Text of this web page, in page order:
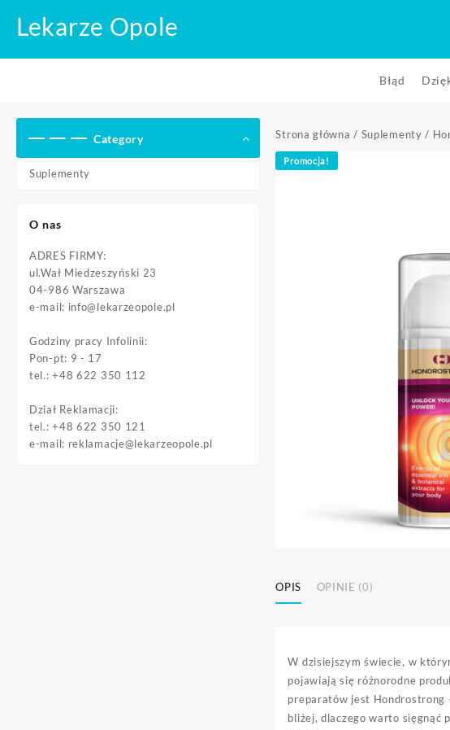
Lekarze Opole
Błąd
Category
Suplementy
O nas
ADRES FIRMY:
ul.Wał Miedzeszyński 23
04-986 Warszawa
e-mail: info@lekarzeopole.pl
Godziny pracy Infolinii:
Pon-pt: 9 - 17
tel.: +48 622 350 112
Dział Reklamacji:
tel.: +48 622 350 121
e-mail: reklamacje@lekarzeopole.pl
Strona główna / Suplementy /
Promocja!
OPIS OPINIE (0)
W dzisiejszym świecie, w
pojawiają się różnorodne
preparatów jest Hondrostrong
bliżej, dlaczego warto sięgnąć